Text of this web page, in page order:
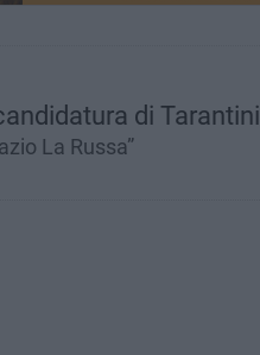
di Tarantini
La Russa”